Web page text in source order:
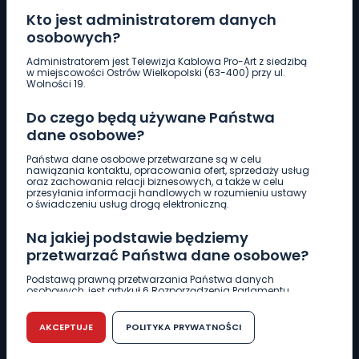
Kto jest administratorem danych
osobowych?
Administratorem jest Telewizja Kablowa Pro-Art z siedzibą
w miejscowości Ostrów Wielkopolski (63-400) przy ul.
Wolności 19.
Do czego będą używane Państwa
dane osobowe?
Państwa dane osobowe przetwarzane są w celu
nawiązania kontaktu, opracowania ofert, sprzedaży usług
oraz zachowania relacji biznesowych, a także w celu
przesyłania informacji handlowych w rozumieniu ustawy
o świadczeniu usług drogą elektroniczną.
Na jakiej podstawie będziemy
przetwarzać Państwa dane osobowe?
Podstawą prawną przetwarzania Państwa danych
osobowych, jest artykuł 6 Rozporządzenia Parlamentu
r. w sprawie ochrony osób fizycznych w związku z
przetwarzaniem danych osobowych w sprawie
swobodnego przepływu takich danych oraz uchylenia
dyrektywy 95/46/WE (RODO).
AKCEPTUJE POLITYKA PRYWATNOŚCI
Pobierz logotyp
661 997 997
REDAKCJA
62 735 22 22redakcja@wlkp24.info
DZIAŁ REKLAMY
62 735 01 85 reklama@wlkp24.info
WIADOMOŚCI
CIEKAWOSTKI